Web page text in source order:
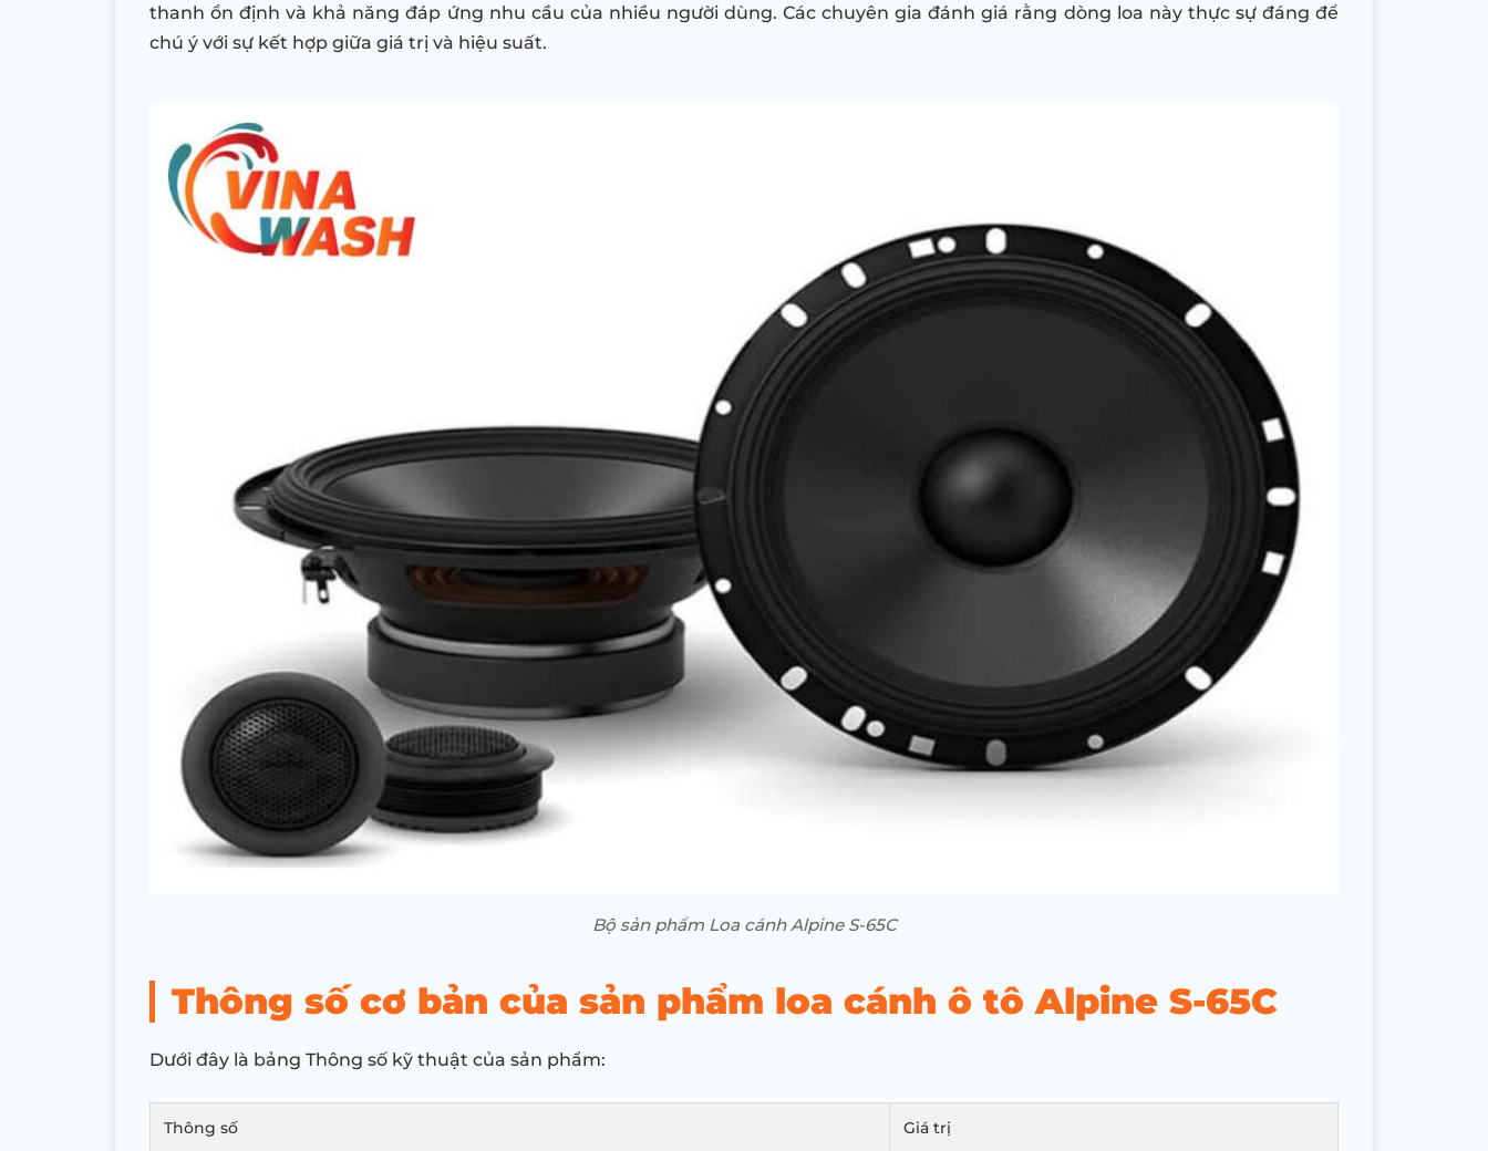
thanh ổn định và khả năng đáp ứng nhu cầu của nhiều người dùng. Các chuyên gia đánh giá rằng dòng loa này thực sự đáng để
chú ý với sự kết hợp giữa giá trị và hiệu suất.
Bộ sản phẩm Loa cánh Alpine S-65C
Thông số cơ bản của sản phẩm loa cánh ô tô Alpine S-65C
Dưới đây là bảng Thông số kỹ thuật của sản phẩm:
Thông số Giá trị